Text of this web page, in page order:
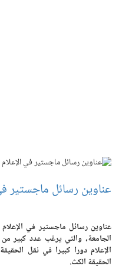
عناوين رسائل ماجستير
عناوين رسائل ماجستير في
الجامعة، والتي يرغب عدد كبير
الإعلام دورا كبيرا في نقل
الحقيقة الكث.